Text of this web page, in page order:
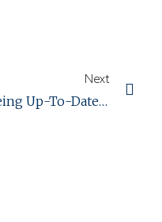
Next
Being Up-To-Date Is Of Importance To Success.